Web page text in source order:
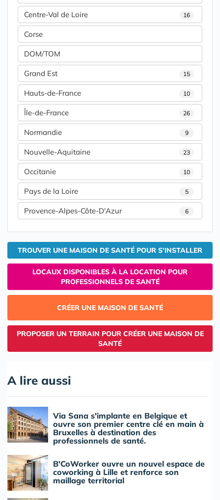
Centre-Val de Loire 16
Corse
DOM/TOM
Grand Est 15
Hauts-de-France 10
Île-de-France 26
Normandie 9
Nouvelle-Aquitaine 23
Occitanie 10
Pays de la Loire 5
Provence-Alpes-Côte-D'Azur 6
TROUVER UNE MAISON DE SANTÉ POUR S'INSTALLER
LOCAUX DISPONIBLES À LA LOCATION POUR
PROFESSIONNELS DE SANTÉ
CRÉER UNE MAISON DE SANTÉ
PROPOSER UN TERRAIN POUR CRÉER UNE MAISON DE
SANTÉ
A lire aussi
Via Sana s'implante en Belgique et
ouvre son premier centre clé en main à
Bruxelles à destination des
professionnels de santé.
B'CoWorker ouvre un nouvel espace de
coworking à Lille et renforce son
maillage territorial